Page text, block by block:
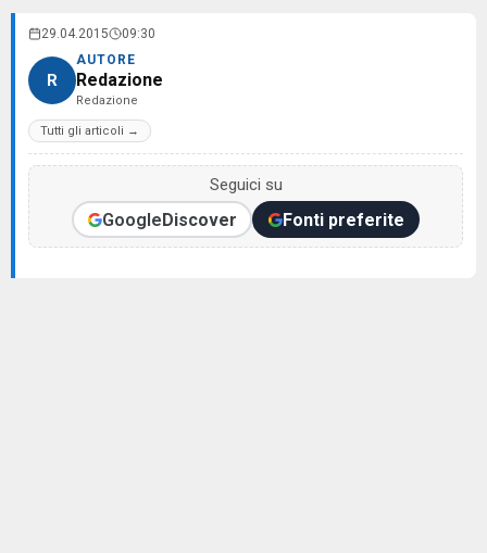
29.04.2015 09:30
R
AUTORE
Redazione
Redazione
Tutti gli articoli →
Seguici su
GoogleDiscover Fonti preferite